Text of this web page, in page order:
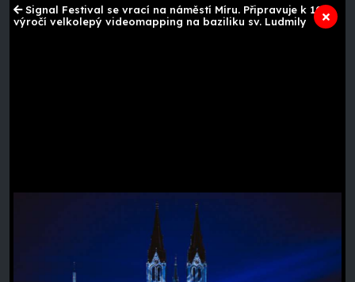
Signal Festival se vrací na náměstí Míru. Připravuje k 10.
výročí velkolepý videomapping na baziliku sv. Ludmily